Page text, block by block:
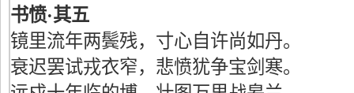
书愤·其五
镜里流年两鬓残，寸心自许尚如丹。
衰迟罢试戎衣窄，悲愤犹争宝剑寒。